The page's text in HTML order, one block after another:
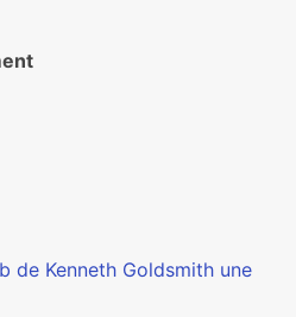
de Kenneth Goldsmith une